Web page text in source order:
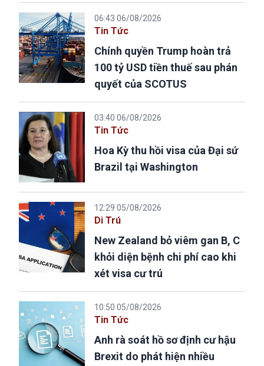
06:43 06/08/2026
Tin Tức
Chính quyền Trump hoàn trả
100 tỷ USD tiền thuế sau phán
quyết của SCOTUS
03:40 06/08/2026
Tin Tức
Hoa Kỳ thu hồi visa của Đại sứ
Brazil tại Washington
12:29 05/08/2026
Di Trú
New Zealand bỏ viêm gan B, C
khỏi diện bệnh chi phí cao khi
xét visa cư trú
10:50 05/08/2026
Tin Tức
Anh rà soát hồ sơ định cư hậu
Brexit do phát hiện nhiều